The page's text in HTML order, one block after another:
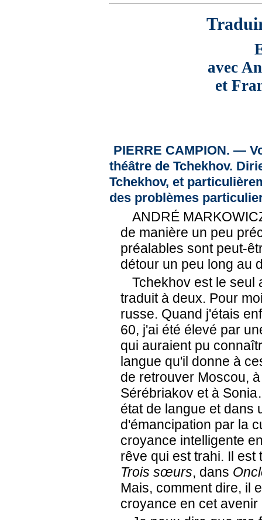
avec
et
PIERRE CAMPION. —
théâtre de Tchekhov.
Tchekhov, et
des problèmes
ANDRÉ
de manière un peu
préalables sont peut-
détour un peu long au
Tchekhov est le seul
traduit à deux. Pour
russe. Quand j'étais
60, j'ai été élevé par
qui auraient pu
langue qu'il donne à
de retrouver Moscou,
Sérébriakov et à
état de langue et dans
d'émancipation par la
croyance intelligente
rêve qui est trahi. Il
Trois sœurs, dans
Mais, comment dire, il
croyance en cet